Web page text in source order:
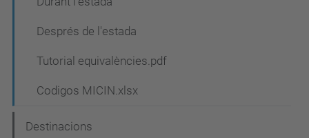
Després de l'estada
Tutorial equivalències.pdf
Codigos MICIN.xlsx
Destinacions